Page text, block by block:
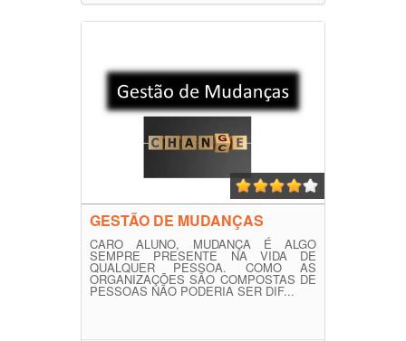
GESTÃO DE MUDANÇAS
CARO ALUNO, MUDANÇA É ALGO
SEMPRE PRESENTE NA VIDA DE
QUALQUER PESSOA. COMO AS
ORGANIZAÇÕES SÃO COMPOSTAS DE
PESSOAS NÃO PODERIA SER DIF...